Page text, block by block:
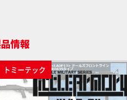
トミーテック